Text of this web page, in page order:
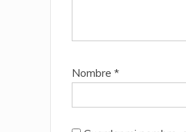
Nombre *